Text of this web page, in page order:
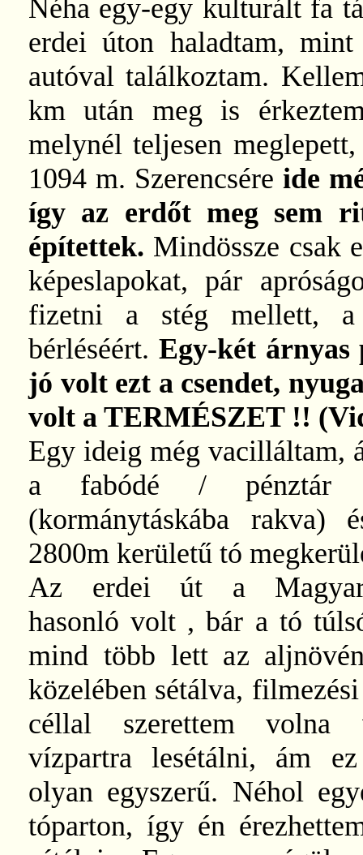
Néha egy-egy kulturált fa
erdei úton haladtam,
autóval találkoztam.
km után meg is
melynél teljesen
1094 m. Szerencsére ide
így az erdőt meg sem
építettek. Mindössze csak
képeslapokat, pár
fizetni a stég mellett, a
bérléséért. Egy-két árnyas
jó volt ezt a csendet,
volt a TERMÉSZET !!
Egy ideig még vacilláltam,
a fabódé / pénztár
(kormánytáskába rakva)
2800m kerületű tó
Az erdei út a
hasonló volt , bár a tó
mind több lett az
közelében sétálva,
céllal szerettem volna
vízpartra lesétálni, ám
olyan egyszerű. Néhol
tóparton, így én